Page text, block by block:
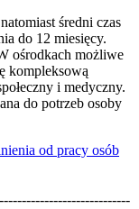
średni czas
do 12 miesięcy.
ośrodkach możliwe
kompleksową
i medyczny.
do potrzeb osoby
od pracy osób